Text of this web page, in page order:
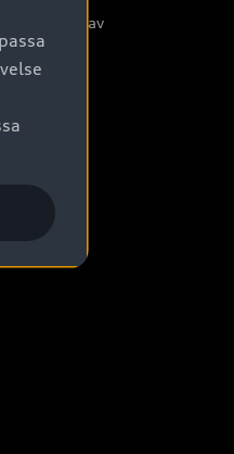
min bil av